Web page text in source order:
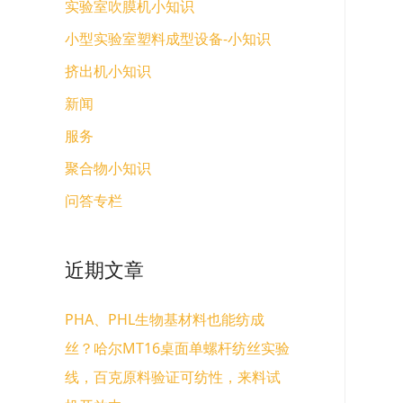
实验室吹膜机小知识
小型实验室塑料成型设备-小知识
挤出机小知识
新闻
服务
聚合物小知识
问答专栏
近期文章
PHA、PHL生物基材料也能纺成
丝？哈尔MT16桌面单螺杆纺丝实验
线，百克原料验证可纺性，来料试